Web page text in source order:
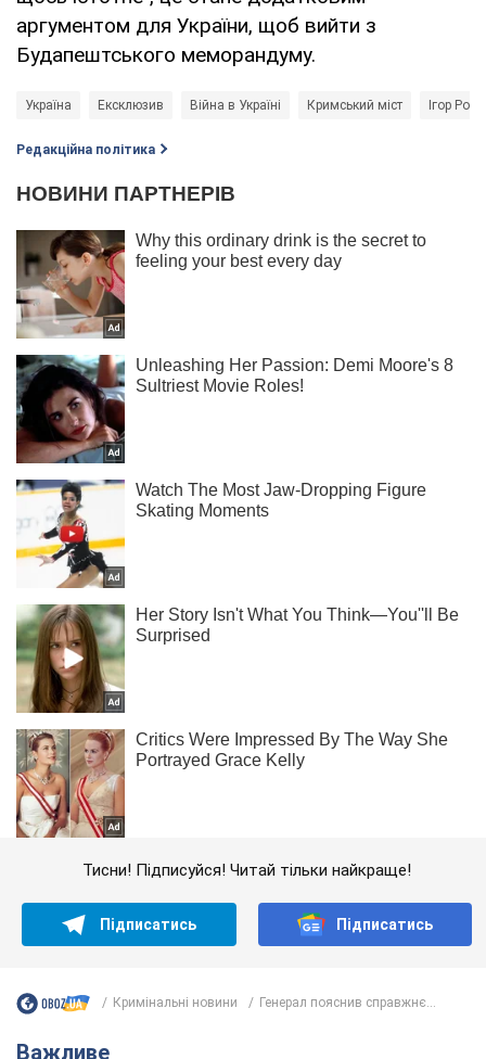
аргументом для України, щоб вийти з
Будапештського меморандуму.
Україна Ексклюзив Війна в Україні Кримський міст Ігор
Редакційна політика
Тисни! Підписуйся! Читай тільки найкраще!
Підписатись Підписатись
Кримінальні новини Генерал пояснив справжнє...
Важливе